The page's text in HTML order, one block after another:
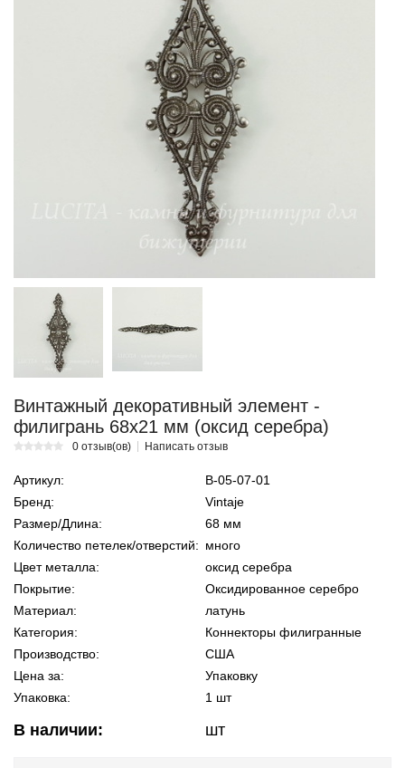
Винтажный декоративный элемент -
филигрань 68х21 мм (оксид серебра)
0 отзыв(ов) Написать отзыв
Артикул:
В-05-07-01
Бренд:
Vintaje
Размер/Длина:
68 мм
Количество петелек/отверстий: много
Цвет металла:
оксид серебра
Покрытие:
Оксидированное серебро
Материал:
латунь
Категория:
Коннекторы филигранные
Производство:
США
Цена за:
Упаковку
Упаковка:
1 шт
В наличии: шт